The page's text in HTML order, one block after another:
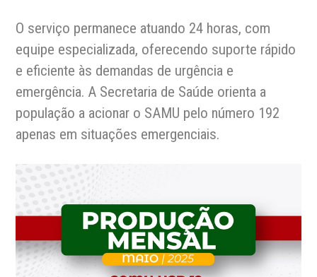
O serviço permanece atuando 24 horas, com
equipe especializada, oferecendo suporte rápido
e eficiente às demandas de urgência e
emergência. A Secretaria de Saúde orienta a
população a acionar o SAMU pelo número 192
apenas em situações emergenciais.